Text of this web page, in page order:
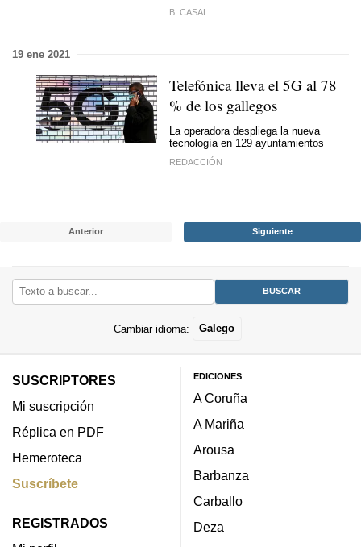
B. CASAL
19 ene 2021
Telefónica lleva el 5G al 78
% de los gallegos
La operadora despliega la nueva
tecnología en 129 ayuntamientos
REDACCIÓN
Anterior Siguiente
Cambiar idioma: Galego
SUSCRIPTORES
Mi suscripción
Réplica en PDF
Hemeroteca
Suscríbete
REGISTRADOS
EDICIONES
A Coruña
A Mariña
Arousa
Barbanza
Carballo
Deza